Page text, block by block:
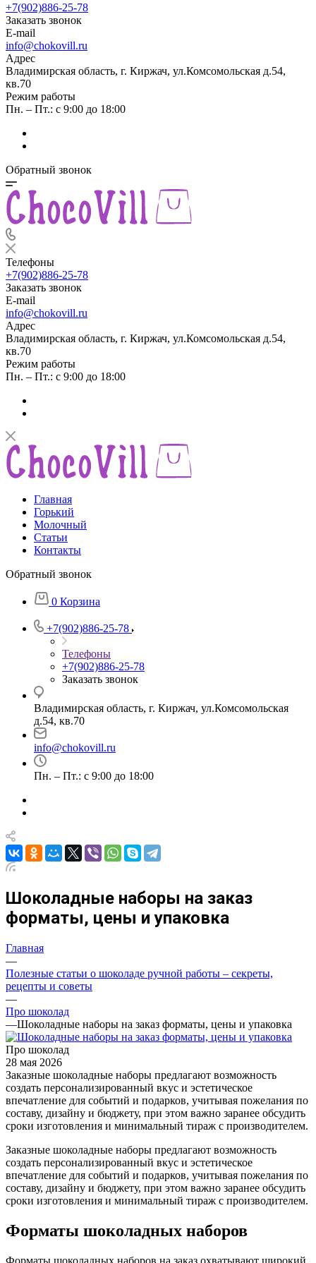
+7(902)886-25-78
Заказать звонок
E-mail
info@chokovill.ru
Адрес
Владимирская область, г. Киржач, ул.Комсомольская д.54,
кв.70
Режим работы
Пн. – Пт.: с 9:00 до 18:00
Обратный звонок
Телефоны
+7(902)886-25-78
Заказать звонок
E-mail
info@chokovill.ru
Адрес
Владимирская область, г. Киржач, ул.Комсомольская д.54,
кв.70
Режим работы
Пн. – Пт.: с 9:00 до 18:00
Главная
Горький
Молочный
Статьи
Контакты
Обратный звонок
0 Корзина
+7(902)886-25-78
Телефоны
+7(902)886-25-78
Заказать звонок
Владимирская область, г. Киржач, ул.Комсомольская
д.54, кв.70
info@chokovill.ru
Пн. – Пт.: с 9:00 до 18:00
Шоколадные наборы на заказ
форматы, цены и упаковка
Главная
—
Полезные статьи о шоколаде ручной работы – секреты,
рецепты и советы
—
Про шоколад
—Шоколадные наборы на заказ форматы, цены и упаковка
Про шоколад
28 мая 2026
Заказные шоколадные наборы предлагают возможность
создать персонализированный вкус и эстетическое
впечатление для событий и подарков, учитывая пожелания по
составу, дизайну и бюджету, при этом важно заранее обсудить
сроки изготовления и минимальный тираж с производителем.
Заказные шоколадные наборы предлагают возможность
создать персонализированный вкус и эстетическое
впечатление для событий и подарков, учитывая пожелания по
составу, дизайну и бюджету, при этом важно заранее обсудить
сроки изготовления и минимальный тираж с производителем.
Форматы шоколадных наборов
Форматы шоколадных наборов на заказ охватывают широкий